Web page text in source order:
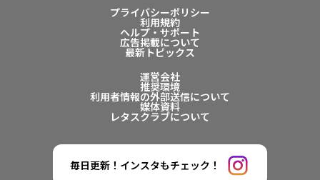
プライバシーポリシー
利用規約
ヘルプ・サポート
広告掲載について
最新トピックス
運営会社
推奨環境
利用者情報の外部送信について
媒体資料
レタスクラブについて
毎日更新！インスタもチェック！